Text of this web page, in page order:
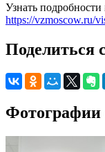
Узнать
https://vzmoscow.ru/
Поделиться
Фотографии